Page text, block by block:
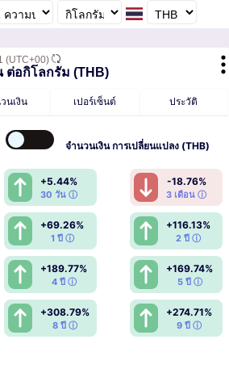
(UTC+00)
ต่อกิโลกรัม (THB)
นเงิน เปอร์เซ็นต์ ประวัติ
จำนวนเงินการเปลี่ยนแปลง (THB)
+5.44%
30 วัน ⓘ
-18.76%
3 เดือน ⓘ
+69.26%
1 ปี ⓘ
+116.13%
2 ปี ⓘ
+189.77%
4 ปี ⓘ
+169.74%
5 ปี ⓘ
+308.79%
8 ปี ⓘ
+274.71%
9 ปี ⓘ